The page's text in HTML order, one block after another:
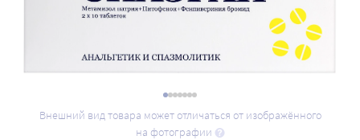
Внешний вид товара может отличаться от изображённого
на фотографии